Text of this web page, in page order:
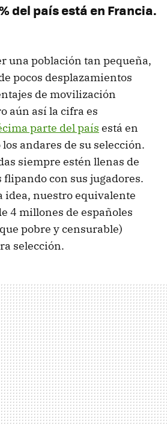
del país está en Francia.
una población tan pequeña,
pocos desplazamientos
de movilización
aún así la cifra es
parte del país está en
andares de su selección.
siempre estén llenas de
flipando con sus jugadores.
idea, nuestro equivalente
4 millones de españoles
pobre y censurable)
selección.